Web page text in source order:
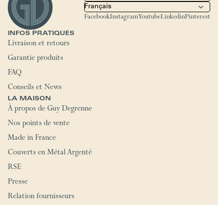
FacebookInstagramYoutubeLinkedinPinterest
INFOS PRATIQUES
Livraison et retours
Garantie produits
FAQ
Conseils et News
LA MAISON
À propos de Guy Degrenne
Nos points de vente
Made in France
Couverts en Métal Argenté
RSE
Presse
Relation fournisseurs